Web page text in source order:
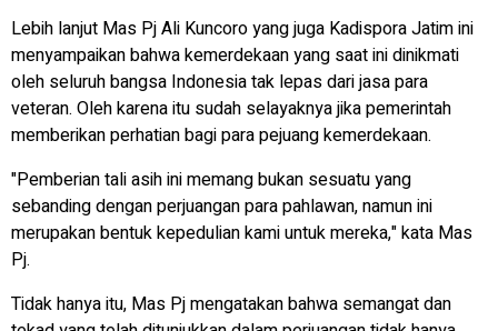
Lebih lanjut Mas Pj Ali Kuncoro yang juga Kadispora Jatim ini
menyampaikan bahwa kemerdekaan yang saat ini dinikmati
oleh seluruh bangsa Indonesia tak lepas dari jasa para
veteran. Oleh karena itu sudah selayaknya jika pemerintah
memberikan perhatian bagi para pejuang kemerdekaan.
"Pemberian tali asih ini memang bukan sesuatu yang
sebanding dengan perjuangan para pahlawan, namun ini
merupakan bentuk kepedulian kami untuk mereka," kata Mas
Pj.
Tidak hanya itu, Mas Pj mengatakan bahwa semangat dan